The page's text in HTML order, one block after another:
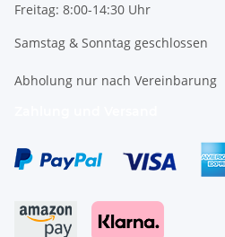
Freitag: 8:00-14:30 Uhr
Samstag & Sonntag geschlossen
Abholung nur nach Vereinbarung